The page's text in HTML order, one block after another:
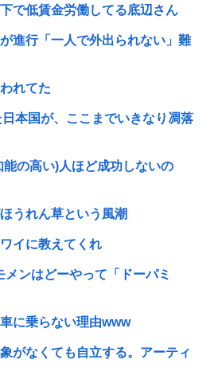
で低賃金労働してる底辺さん
進行「一人で外出られない」難
れてた
本国が、ここまでいきなり凋落
能の高い)人ほど成功しないの
うれん草という風潮
イに教えてくれ
ンはどーやって「ドーパミ
に乗らない理由www
がなくても自立する。アーティ